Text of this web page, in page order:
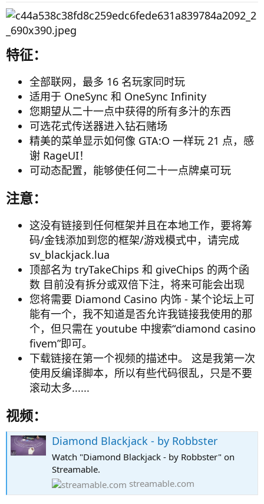
特征：​
全部联网，最多 16 名玩家同时玩
适用于 OneSync 和 OneSync Infinity
您期望从二十一点中获得的所有多汁的东西
可选花式传送器进入钻石赌场
精美的菜单显示如何像 GTA:O 一样玩 21 点，感
谢 RageUI！
可动态配置，能够使任何二十一点牌桌可玩
注意：​
这没有链接到任何框架并且在本地工作，要将筹
码/金钱添加到您的框架/游戏模式中，请完成
sv_blackjack.lua
顶部名为 tryTakeChips 和 giveChips 的两个函
数 目前没有拆分或双倍下注，将来可能会出现
您将需要 Diamond Casino 内饰 - 某个论坛上可
能有一个，我不知道是否允许我链接我使用的那
个，但只需在 youtube 中搜索“diamond casino
fivem”即可。
下载链接在第一个视频的描述中。 这是我第一次
使用反编译脚本，所以有些代码很乱，只是不要
滚动太多......
视频：​
Diamond Blackjack - by Robbster
Watch "Diamond Blackjack - by Robbster" on
Streamable.
streamable.com